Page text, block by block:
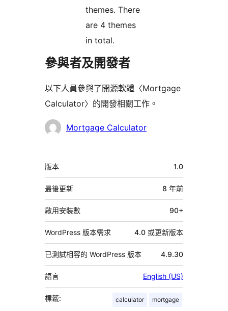
themes. There
are 4 themes
in total.
參與者及開發者
以下人員參與了開源軟體〈Mortgage
Calculator〉的開發相關工作。
參
Mortgage Calculator
中
繼
資
料
版本 1.0
最後更新 8 年前
啟用安裝數 90+
WordPress 版本需求 4.0 或更新版本
已測試相容的 WordPress 版本 4.9.30
語言 English (US)
標籤: calculator mortgage